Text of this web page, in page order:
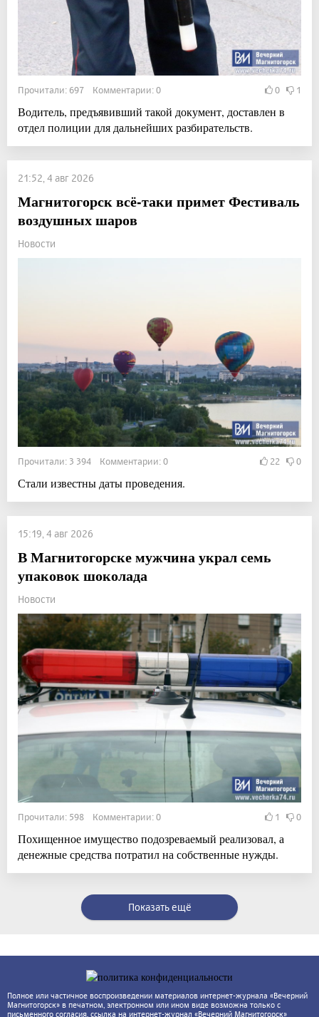
Прочитали: 697 Комментарии: 0 0 1
Водитель, предъявивший такой документ, доставлен в
отдел полиции для дальнейших разбирательств.
21:52, 4 авг 2026
Магнитогорск всё-таки примет Фестиваль
воздушных шаров
Новости
Прочитали: 3 394 Комментарии: 0 22 0
Стали известны даты проведения.
15:19, 4 авг 2026
В Магнитогорске мужчина украл семь
упаковок шоколада
Новости
Прочитали: 598 Комментарии: 0 1 0
Похищенное имущество подозреваемый реализовал, а
денежные средства потратил на собственные нужды.
Показать ещё
Полное или частичное воспроизведении материалов интернет-журнала «Вечерний
Магнитогорск» в печатном, электронном или ином виде возможна только с
письменного согласия, ссылка на интернет-журнал «Вечерний Магнитогорск»